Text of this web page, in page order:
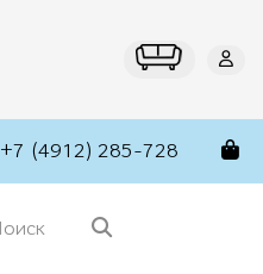
+7 (4912) 285-728